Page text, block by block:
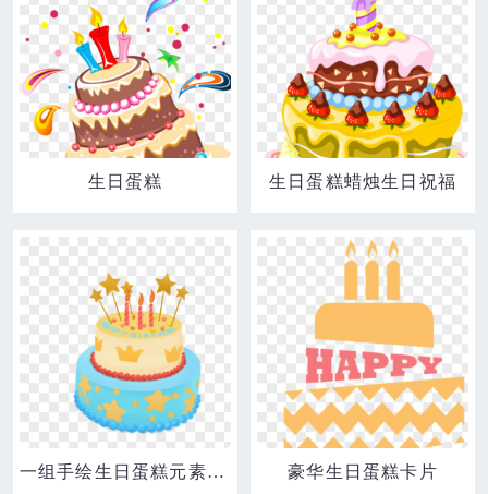
生日蛋糕 生日蛋糕蜡烛生日祝福
一组手绘生日蛋糕元素合集素材 豪华生日蛋糕卡片